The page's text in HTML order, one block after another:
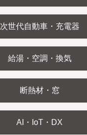
次世代自動車・充電器
給湯・空調・換気
断熱材・窓
AI・IoT・DX